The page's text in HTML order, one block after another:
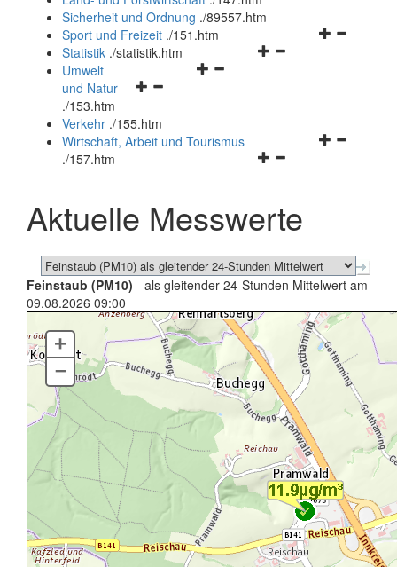
schließen
Sicherheit und Ordnung ./89557.htm
Navigationsmenü
Sport und Freizeit ./151.htm
Navigationsmenü
Statistik ./statistik.htm
Navigationsmenü
und
schließen
Umwelt
und Natur
./153.htm
Verkehr ./155.htm
Navigationsmenü
schließen
Wirtschaft, Arbeit und Tourismus
./157.htm
Aktuelle Messwerte
Feinstaub (PM10) - als gleitender 24-Stunden Mittelwert am
09.08.2026 09:00
+
–